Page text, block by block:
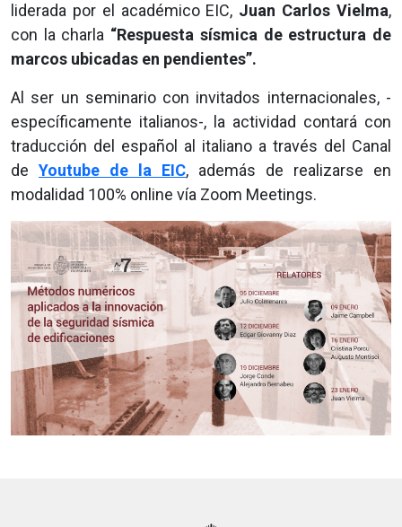
liderada por el académico EIC, Juan Carlos Vielma,
con la charla “Respuesta sísmica de estructura de
marcos ubicadas en pendientes”.
Al ser un seminario con invitados internacionales, -
específicamente italianos-, la actividad contará con
traducción del español al italiano a través del Canal
de Youtube de la EIC, además de realizarse en
modalidad 100% online vía Zoom Meetings.